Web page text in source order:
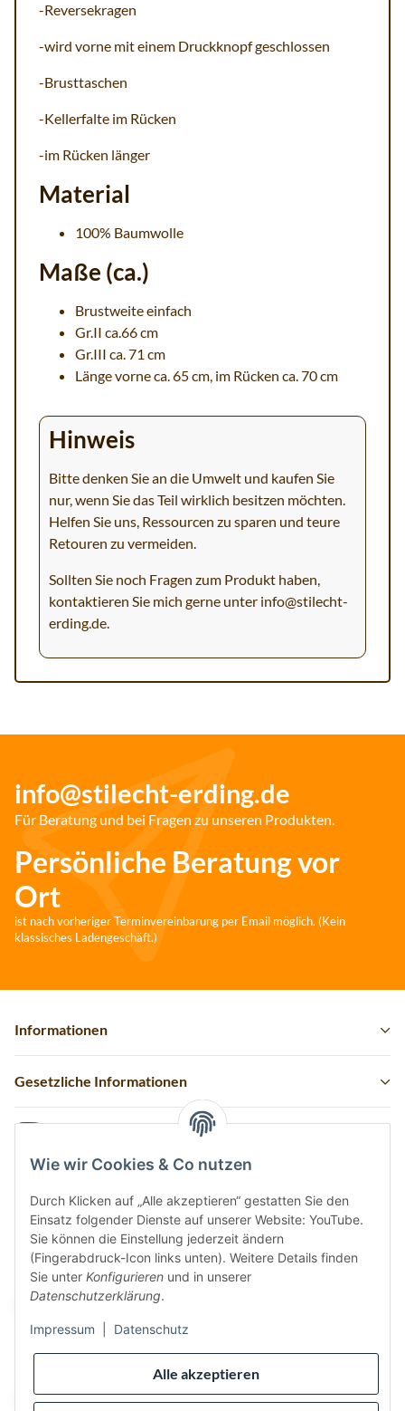
Alle akzeptieren
Wie wir Cookies & Co nutzen
Durch Klicken auf „Alle akzeptieren“ gestatten Sie den
Einsatz folgender Dienste auf unserer Website: YouTube.
Sie können die Einstellung jederzeit ändern
(Fingerabdruck-Icon links unten). Weitere Details finden
Sie unter Konfigurieren und in unserer
Datenschutzerklärung.
Impressum Datenschutz
-Reversekragen
-wird vorne mit einem Druckknopf geschlossen
-Brusttaschen
-Kellerfalte im Rücken
-im Rücken länger
Material
100% Baumwolle
Maße (ca.)
Brustweite einfach
Gr.II ca.66 cm
Gr.III ca. 71 cm
Länge vorne ca. 65 cm, im Rücken ca. 70 cm
Hinweis
Bitte denken Sie an die Umwelt und kaufen Sie
nur, wenn Sie das Teil wirklich besitzen möchten.
Helfen Sie uns, Ressourcen zu sparen und teure
Retouren zu vermeiden.
Sollten Sie noch Fragen zum Produkt haben,
kontaktieren Sie mich gerne unter info@stilecht-
erding.de.
info@stilecht-erding.de
Für Beratung und bei Fragen zu unseren Produkten.
Persönliche Beratung vor
Ort
ist nach vorheriger Terminvereinbarung per Email möglich. (Kein
klassisches Ladengeschäft.)
Informationen
Gesetzliche Informationen
Vertrag widerrufen
Sicher bezahlen via:
Wir versenden via: